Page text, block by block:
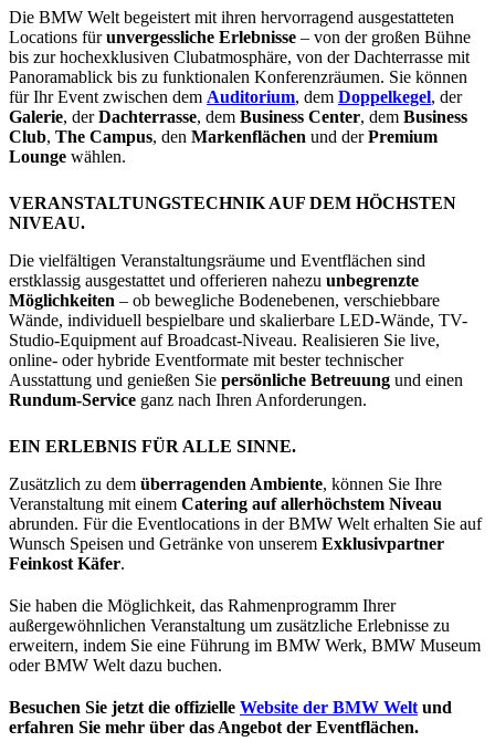
Die BMW Welt begeistert mit ihren hervorragend ausgestatteten
Locations fürunvergessliche Erlebnisse – von der großen Bühne
bis zur hochexklusiven Clubatmosphäre, von der Dachterrasse mit
Panoramablick bis zu funktionalen Konferenzräumen. Sie können
für Ihr Event zwischen dem Auditorium, dem Doppelkegel, der
Galerie, derDachterrasse, dem Business Center, dem Business
Club, The Campus, den Markenflächen und derPremium
Lounge wählen.
VERANSTALTUNGSTECHNIK AUF DEM HÖCHSTEN
NIVEAU.
Die vielfältigen Veranstaltungsräume und Eventflächen sind
erstklassig ausgestattet und offerieren nahezu unbegrenzte
Möglichkeiten – ob bewegliche Bodenebenen, verschiebbare
Wände, individuell bespielbare und skalierbare LED-Wände, TV-
Studio-Equipment auf Broadcast-Niveau. Realisieren Sie live,
online- oder hybride Eventformate mit bester technischer
Ausstattung und genießen Sie persönliche Betreuung und einen
Rundum-Service ganz nach Ihren Anforderungen.
EIN ERLEBNIS FÜR ALLE SINNE.
Zusätzlich zu dem überragenden Ambiente, können Sie Ihre
Veranstaltung mit einem Catering auf allerhöchstem Niveau
abrunden. Für die Eventlocations in der BMW Welt erhalten Sie auf
Wunsch Speisen und Getränke von unserem Exklusivpartner
Feinkost Käfer.
Sie haben die Möglichkeit, das Rahmenprogramm Ihrer
außergewöhnlichen Veranstaltung um zusätzliche Erlebnisse zu
erweitern, indem Sie eine Führung im BMW Werk, BMW Museum
oder BMW Welt dazu buchen.
Besuchen Sie jetzt die offizielle Website der BMW Welt und
erfahren Sie mehr über das Angebot der Eventflächen.